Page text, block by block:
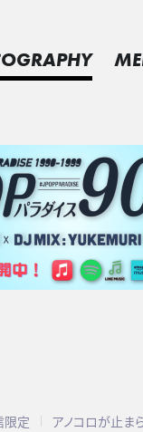
限定 アノコロが止ま